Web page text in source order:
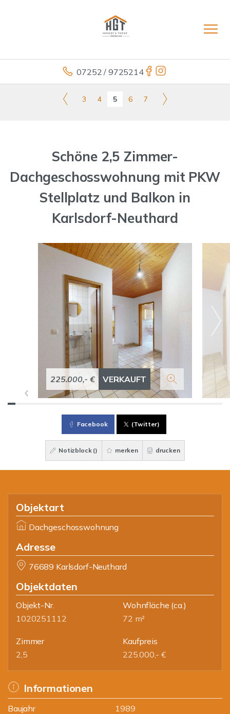
07252 / 9725214
3 4 5 6 7
Schöne 2,5 Zimmer-
Dachgeschosswohnung mit PKW
Stellplatz und Balkon in
Karlsdorf-Neuthard
225.000,- € VERKAUFT
Facebook (Twitter)
Notizblock () merken drucken
Objektart
Dachgeschosswohnung
Adresse
76689 Karlsdorf-Neuthard
Objektdaten
Objekt-Nr.
1020251112
Wohnfläche (ca.)
72 m²
Zimmer
2,5
Kaufpreis
225.000,- €
Informationen
Baujahr
1989